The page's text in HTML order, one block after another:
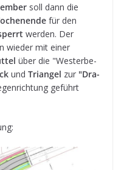
soll dann die
für den
wer­den. Der
wie­der mit einer
über die "Wes­ter­be­
und Tri­an­gel zur "Dra­
geführt